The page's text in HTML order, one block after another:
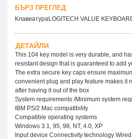
БЪРЗ ПРЕГЛЕД
КлавиатураLOGITECH VALUE
ДЕТАЙЛИ
This 104 key model is very durable, and
resistant design that is guaranteed to add
The extra secure key caps ensure
convenient plug and play feature makes it
after having it out of the box
System requirements /Minimum system
IBM PS/2 Mac compatibility
Compatible operating systems
Windows 3.1, 95, 98, NT, 4.0, XP
Input device Connectivity technology